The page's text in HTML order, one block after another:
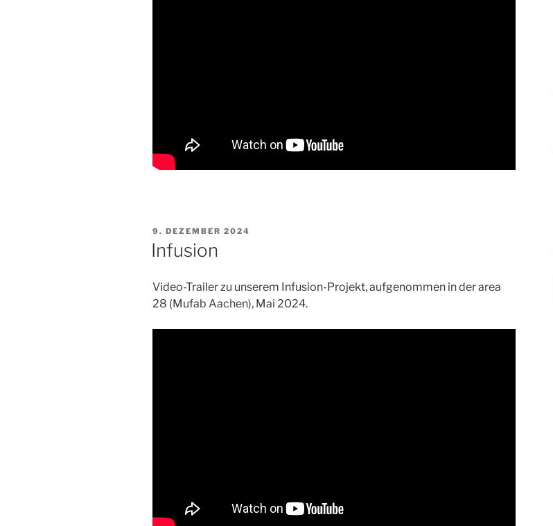
VERÖFFENTLICHT
AM
9. DEZEMBER 2024
Infusion
Video-Trailer zu unserem Infusion-Projekt, aufgenommen in der area
28 (Mufab Aachen), Mai 2024.